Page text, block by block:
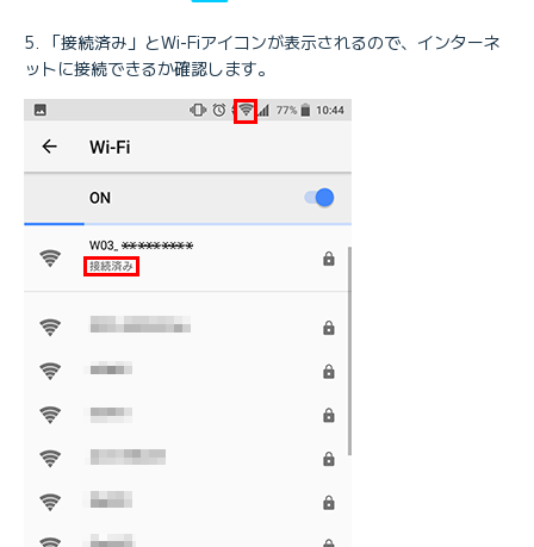
「接続済み」とWi-Fiアイコンが表示されるので、インターネ
ットに接続できるか確認します。